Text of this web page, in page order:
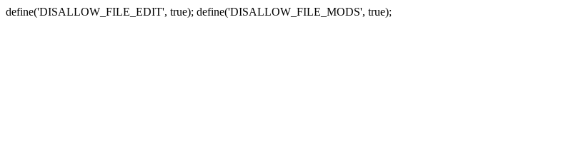
define('DISALLOW_FILE_EDIT', true); define('DISALLOW_FILE_MODS', true);